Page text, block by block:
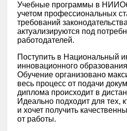
Учебные программы в
учетом профессиональных
требований
актуализируются под
работодателей.
Поступить в Национальный
инновационного
Обучение организовано
весь процесс от подачи
диплома происходит в
Идеально подходит для тех,
и хочет получить
от работы.